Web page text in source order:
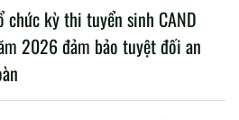
chức kỳ thi tuyển sinh CAND
2026 đảm bảo tuyệt đối an